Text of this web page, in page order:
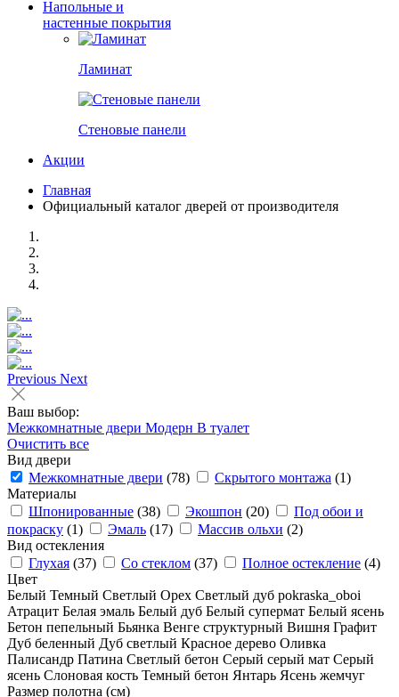
Напольные и
настенные покрытия
Ламинат
Стеновые панели
Акции
Главная
Официальный каталог дверей от производителя
Previous Next
Ваш выбор:
Межкомнатные двери Модерн В туалет
Очистить все
Вид двери
Межкомнатные двери (78) Скрытого монтажа (1)
Материалы
Шпонированные (38) Экошпон (20)
Под обои и
покраску (1) Эмаль (17) Массив ольхи (2)
Вид остекления
Глухая (37) Со стеклом (37) Полное остекление (4)
Цвет
Белый Темный Светлый Орех Светлый дуб pokraska_oboi
Атрацит Белая эмаль Белый дуб Белый супермат Белый ясень
Бетон пепельный Бьянка Венге структурный Вишня Графит
Дуб беленный Дуб светлый Красное дерево Оливка
Палисандр Патина Светлый бетон Серый серый мат Серый
ясень Слоновая кость Темный бетон Янтарь Ясень жемчуг
Размер полотна (см)